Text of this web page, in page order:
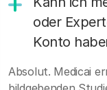
oder
Konto
Absolut. Medicai